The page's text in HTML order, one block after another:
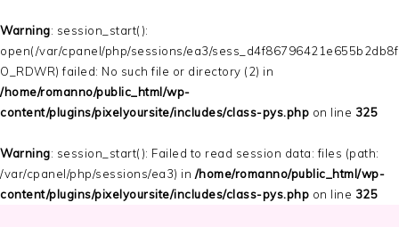
Warning: session_start():
open(/var/cpanel/php/sessions/ea3/
O_RDWR) failed: No such file or directory (2) in
/home/romanno/public_html/wp-
content/plugins/pixelyoursite/includes/class-pys.php on line 325
Warning: session_start(): Failed to read session data: files (path:
/var/cpanel/php/sessions/ea3) in /home/romanno/public_html/wp-
content/plugins/pixelyoursite/includes/class-pys.php on line 325